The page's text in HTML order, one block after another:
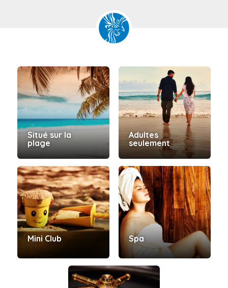
Situé sur la
plage
Adultes
seulement
Mini Club Spa